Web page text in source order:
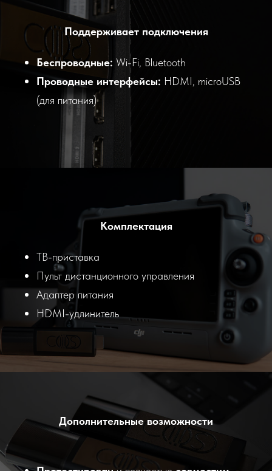
Поддерживает подключения
Беспроводные: Wi-Fi, Bluetooth
Проводные интерфейсы: HDMI, microUSB
(для питания)
Комплектация
ТВ-приставка
Пульт дистанционного управления
Адаптер питания
HDMI-удлинитель
Дополнительные возможности